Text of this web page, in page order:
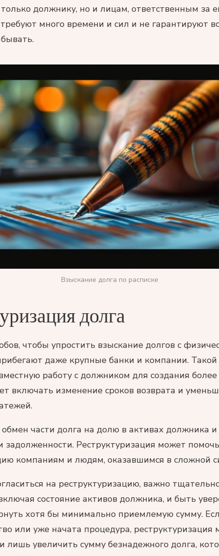
должнику, но и лицам, ответственным за
много времени и сил и не гарантируют
Взыскание долга по расписке
долга
чтобы упростить взыскание долгов с
даже крупные банки и компании.
работу с должником для создания
включать изменение сроков возврата и
части долга на долю в активах должника и
задолженности. Реструктуризация может
компаниям и людям, оказавшимся в сложной
на реструктуризацию, важно
состояние активов должника, и быть
хотя бы минимально приемлемую сумму.
или уже начата процедура,
лишь увеличить сумму безнадежного долга,